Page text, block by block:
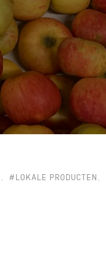
#LOKALE PRODUCTEN